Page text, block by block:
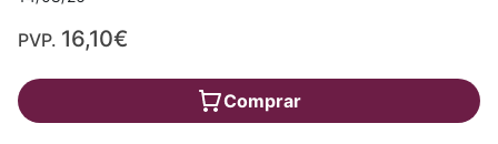
PVP. 16,10€
Comprar